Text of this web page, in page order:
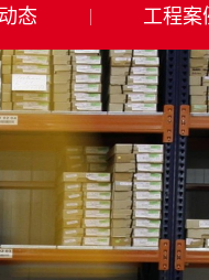
态 工程案